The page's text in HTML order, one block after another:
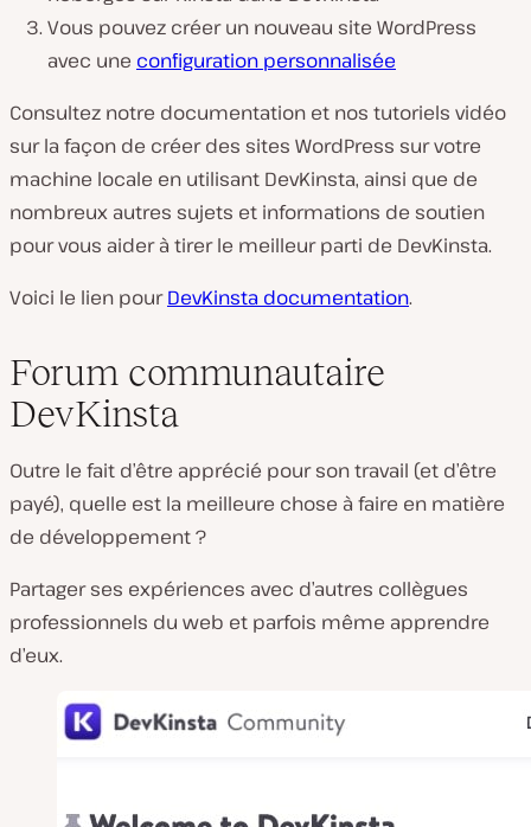
Vous pouvez créer un nouveau site WordPress
avec une configuration personnalisée
Consultez notre documentation et nos tutoriels vidéo
sur la façon de créer des sites WordPress sur votre
machine locale en utilisant DevKinsta, ainsi que de
nombreux autres sujets et informations de soutien
pour vous aider à tirer le meilleur parti de DevKinsta.
Voici le lien pourDevKinsta documentation.
Forum communautaire
DevKinsta
Outre le fait d’être apprécié pour son travail (et d’être
payé), quelle est la meilleure chose à faire en matière
de développement ?
Partager ses expériences avec d’autres collègues
professionnels du web et parfois même apprendre
d’eux.